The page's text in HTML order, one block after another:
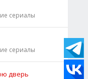
сериалы
сериалы
дверь